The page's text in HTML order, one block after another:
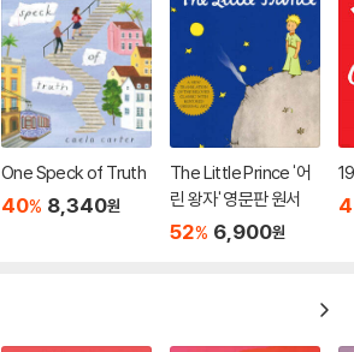
One Speck of Truth
40% 8,340원
The Little Prince '어
린 왕자' 영문판 원서
52% 6,900원